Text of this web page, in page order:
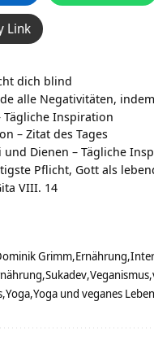
Link
dich blind
alle Negativitäten,
Tägliche Inspiration
– Zitat des Tages
und Dienen – Tägliche
Pflicht, Gott als
VIII. 14
Grimm Ernährung
Sukadev Veganismus
Yoga Yoga und veganes Leben